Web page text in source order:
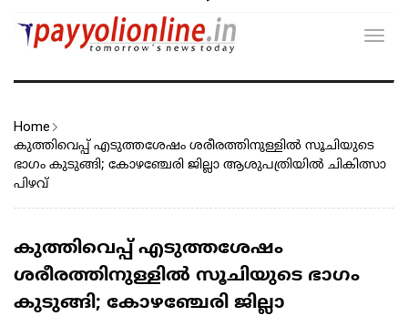
Home
കുത്തിവെപ്പ് എടുത്തശേഷം ശരീരത്തിനുള്ളിൽ സൂചിയുടെ
ഭാഗം കുടുങ്ങി; കോഴഞ്ചേരി ജില്ലാ ആശുപത്രിയിൽ ചികിത്സാ
പിഴവ്
കുത്തിവെപ്പ് എടുത്തശേഷം
ശരീരത്തിനുള്ളിൽ സൂചിയുടെ ഭാഗം
കുടുങ്ങി; കോഴഞ്ചേരി ജില്ലാ